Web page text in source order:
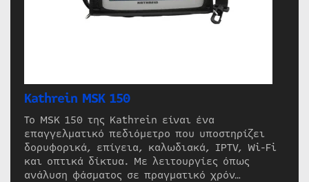
Kathrein MSK 150
Το MSK 150 της Kathrein είναι ένα
επαγγελματικό πεδιόμετρο που υποστηρίζει
δορυφορικά, επίγεια, καλωδιακά, IPTV, Wi-Fi
και οπτικά δίκτυα. Με λειτουργίες όπως
ανάλυση φάσματος σε πραγματικό χρόν…